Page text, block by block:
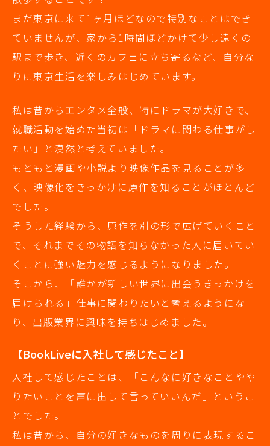
まだ東京に来て1ヶ月ほどなので特別なことはでき
ていませんが、家から1時間ほどかけて少し遠くの
駅まで歩き、近くのカフェに立ち寄るなど、自分な
りに東京生活を楽しみはじめています。
私は昔からエンタメ全般、特にドラマが大好きで、
就職活動を始めた当初は「ドラマに関わる仕事がし
たい」と漠然と考えていました。
もともと漫画や小説より映像作品を見ることが多
く、映像化をきっかけに原作を知ることがほとんど
でした。
そうした経験から、原作を別の形で広げていくこと
で、それまでその物語を知らなかった人に届いてい
くことに強い魅力を感じるようになりました。
そこから、「誰かが新しい世界に出会うきっかけを
届けられる」仕事に関わりたいと考えるようにな
り、出版業界に興味を持ちはじめました。
【BookLiveに入社して感じたこと】
入社して感じたことは、「こんなに好きなことやや
りたいことを声に出して言っていいんだ」というこ
とでした。
私は昔から、自分の好きなものを周りに表現するこ